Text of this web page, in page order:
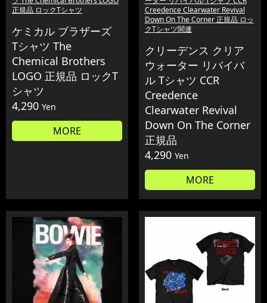
正規品 ロックTシャツ
ケミカル ブラザーズ
Tシャツ The
Chemical Brothers
LOGO 正規品 ロックT
シャツ
4,290 Yen
MORE
Creedence Clearwater Revival
Down On The Corner 正規品 ロッ
クTシャツ関連
クリーデンス クリア
ウォーター リバイバ
ル Tシャツ CCR
Creedence
Clearwater Revival
Down On The Corner
正規品
4,290 Yen
MORE